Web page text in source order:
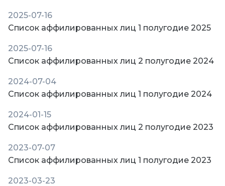
2025-07-16
Список аффилированных лиц 1 полугодие 2025
2025-07-16
Список аффилированных лиц 2 полугодие 2024
2024-07-04
Список аффилированных лиц 1 полугодие 2024
2024-01-15
Список аффилированных лиц 2 полугодие 2023
2023-07-07
Список аффилированных лиц 1 полугодие 2023
2023-03-23